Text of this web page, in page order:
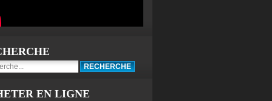
EN LIGNE